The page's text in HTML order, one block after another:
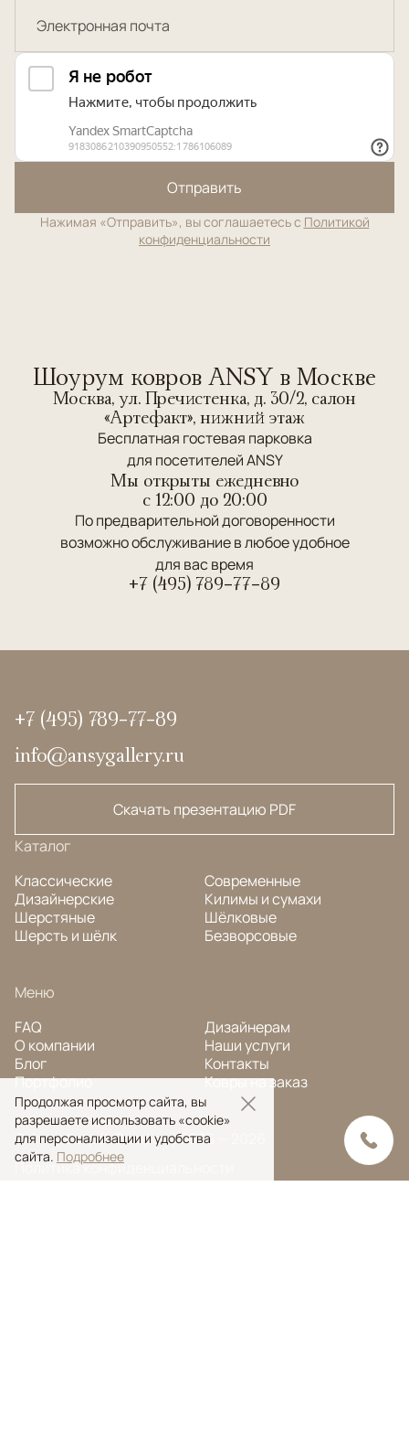
Отправить
Нажимая «Отправить», вы соглашаетесь с Политикой
конфиденциальности
Шоурум ковров ANSY в Москве
Москва, ул. Пречистенка, д. 30/2, салон
«Артефакт», нижний этаж
Бесплатная гостевая парковка
для посетителей ANSY
Мы открыты ежедневно
c 12:00 до 20:00
По предварительной договоренности
возможно обслуживание в любое удобное
для вас время
+7 (495) 789-77-89
+7 (495) 789-77-89
info@ansygallery.ru
Скачать презентацию PDF
Каталог
Классические
Дизайнерские
Шерстяные
Шерсть и шёлк
Современные
Килимы и сумахи
Шёлковые
Безворсовые
Меню
FAQ
О компании
Блог
Портфолио
Дизайнерам
Наши услуги
Контакты
Ковры на заказ
© Ansy Carpet Company 2005 — 2026
Политика конфиденциальности
Продолжая просмотр сайта, вы
разрешаете использовать «cookie»
для персонализации и удобства
сайта. Подробнее